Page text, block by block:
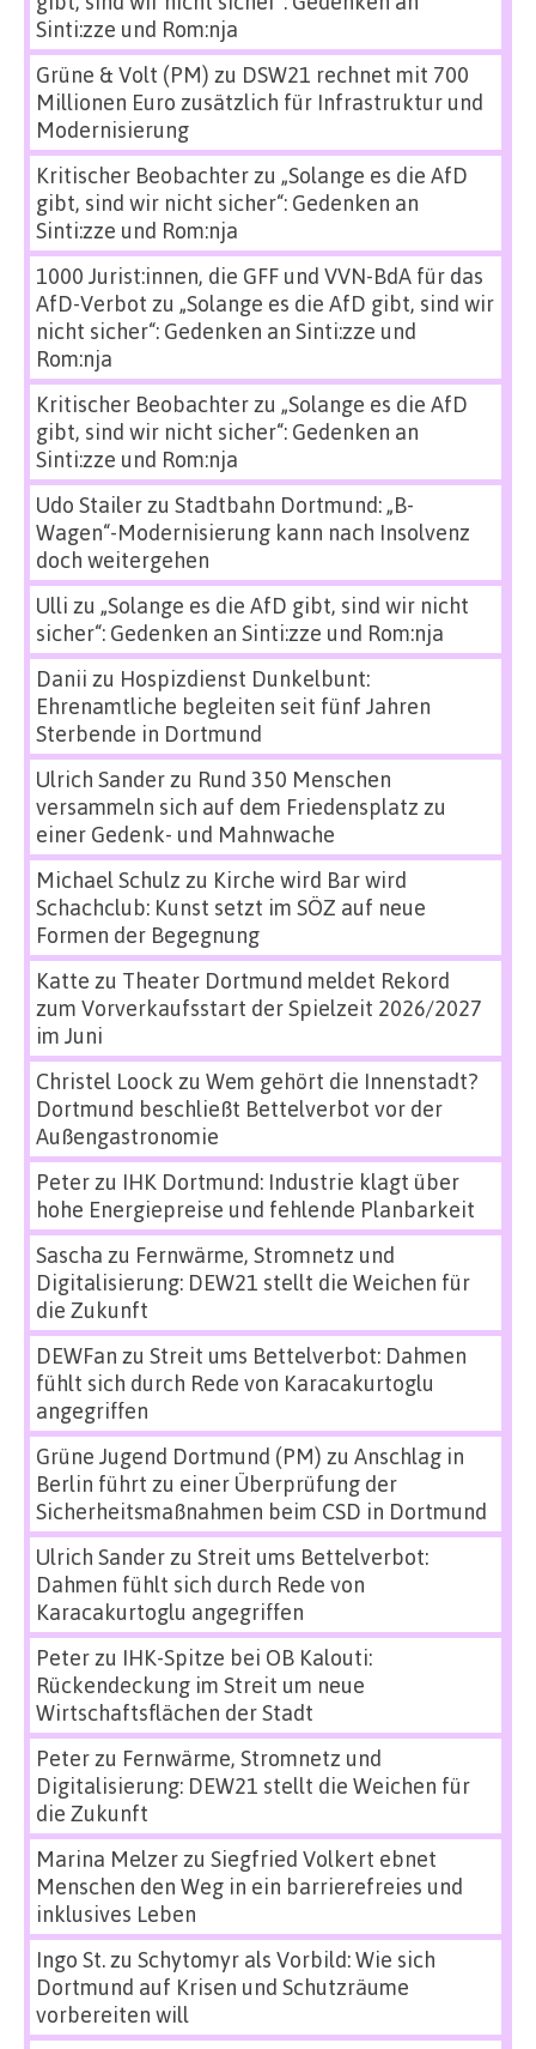
Sinti:zze und Rom:nja
Grüne & Volt (PM) zu DSW21 rechnet mit 700
Millionen Euro zusätzlich für Infrastruktur und
Modernisierung
Kritischer Beobachterzu „Solange es die AfD
gibt, sind wir nicht sicher“: Gedenken an
Sinti:zze und Rom:nja
1000 Jurist:innen, die GFF und VVN-BdA für das
AfD-Verbot zu „Solange es die AfD gibt, sind wir
nicht sicher“: Gedenken an Sinti:zze und
Rom:nja
Kritischer Beobachterzu „Solange es die AfD
gibt, sind wir nicht sicher“: Gedenken an
Sinti:zze und Rom:nja
Udo Stailerzu Stadtbahn Dortmund: „B-
Wagen“-Modernisierung kann nach Insolvenz
doch weitergehen
Ulli zu „Solange es die AfD gibt, sind wir nicht
sicher“: Gedenken an Sinti:zze und Rom:nja
Danii zu Hospizdienst Dunkelbunt:
Ehrenamtliche begleiten seit fünf Jahren
Sterbende in Dortmund
Ulrich Sanderzu Rund 350 Menschen
versammeln sich auf dem Friedensplatz zu
einer Gedenk- und Mahnwache
Michael Schulz zu Kirche wird Bar wird
Schachclub: Kunst setzt im SÖZ auf neue
Formen der Begegnung
Katte zu Theater Dortmund meldet Rekord
zum Vorverkaufsstart der Spielzeit 2026/2027
im Juni
Christel Loock zu Wem gehört die Innenstadt?
Dortmund beschließt Bettelverbot vor der
Außengastronomie
Peterzu IHK Dortmund: Industrie klagt über
hohe Energiepreise und fehlende Planbarkeit
Sascha zu Fernwärme, Stromnetz und
Digitalisierung: DEW21 stellt die Weichen für
die Zukunft
DEWFan zu Streit ums Bettelverbot: Dahmen
fühlt sich durch Rede von Karacakurtoglu
angegriffen
Grüne Jugend Dortmund (PM) zu Anschlag in
Berlin führt zu einer Überprüfung der
Sicherheitsmaßnahmen beim CSD in Dortmund
Ulrich Sanderzu Streit ums Bettelverbot:
Dahmen fühlt sich durch Rede von
Karacakurtoglu angegriffen
Peterzu IHK-Spitze bei OB Kalouti:
Rückendeckung im Streit um neue
Wirtschaftsflächen der Stadt
Peterzu Fernwärme, Stromnetz und
Digitalisierung: DEW21 stellt die Weichen für
die Zukunft
Marina Melzerzu Siegfried Volkert ebnet
Menschen den Weg in ein barrierefreies und
inklusives Leben
Ingo St.zu Schytomyr als Vorbild: Wie sich
Dortmund auf Krisen und Schutzräume
vorbereiten will